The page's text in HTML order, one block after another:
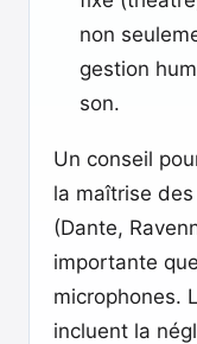
non
gestion
son.
Un conseil
la maîtrise
(Dante,
importante
microphones.
incluent la